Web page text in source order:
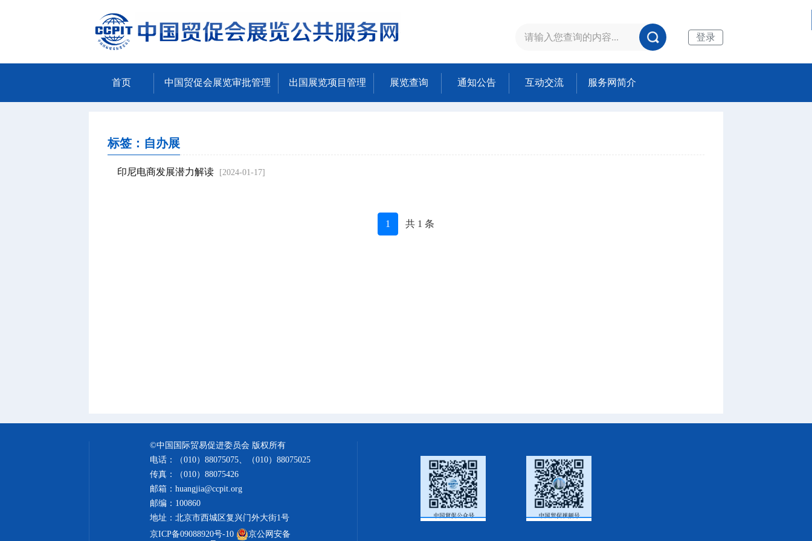
登录
首页 中国贸促会展览审批管理 出国展览项目管理 展览查询 通知公告 互动交流 服务网简介
标签：自办展
印尼电商发展潜力解读 [2024-01-17]
1 共 1 条
©中国国际贸易促进委员会 版权所有
电话：（010）88075075、（010）88075025
传真：（010）88075426
邮箱：huangjia@ccpit.org
邮编：100860
地址：北京市西城区复兴门外大街1号
京ICP备09088920号-10
京公网安备